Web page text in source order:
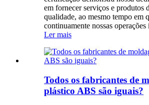
em fornecer serviços e produtos
qualidade, ao mesmo tempo em
continuamente nossas operações
Ler mais
Todos os fabricantes de
plástico ABS são iguais?